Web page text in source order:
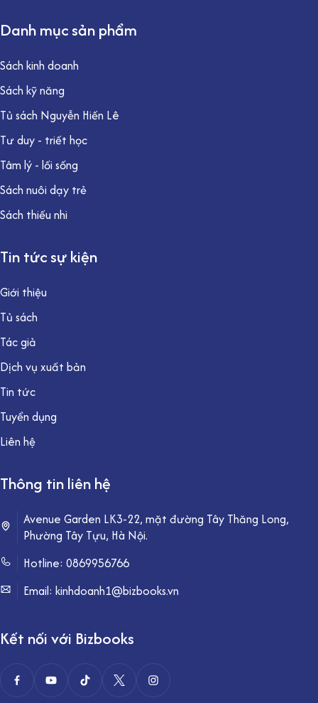
Danh mục sản phẩm
Sách kinh doanh
Sách kỹ năng
Tủ sách Nguyễn Hiến Lê
Tư duy - triết học
Tâm lý - lối sống
Sách nuôi dạy trẻ
Sách thiếu nhi
Tin tức sự kiện
Giới thiệu
Tủ sách
Tác giả
Dịch vụ xuất bản
Tin tức
Tuyển dụng
Liên hệ
Thông tin liên hệ
Avenue Garden LK3-22, mặt đường Tây Thăng Long,
Phường Tây Tựu, Hà Nội.
Hotline: 0869956766
Email: kinhdoanh1@bizbooks.vn
Kết nối với Bizbooks